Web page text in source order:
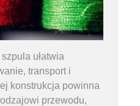
ułatwia
transport i
konstrukcja powinna
przewodu,